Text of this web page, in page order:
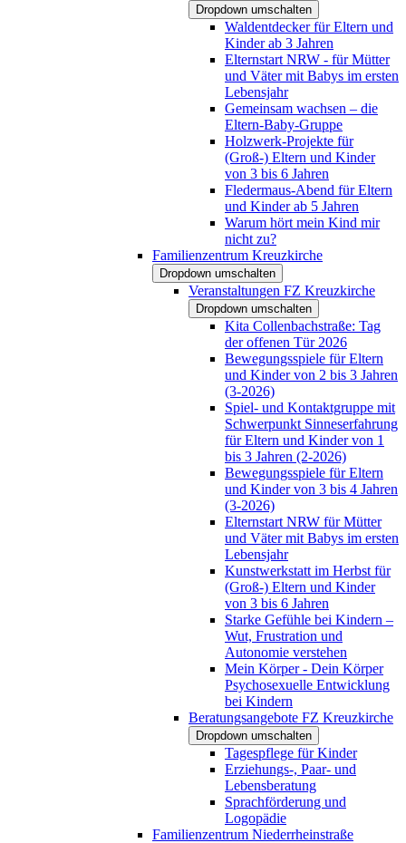
Dropdown umschalten
Waldentdecker für Eltern und
Kinder ab 3 Jahren
Elternstart NRW - für Mütter
und Väter mit Babys im ersten
Lebensjahr
Gemeinsam wachsen – die
Eltern-Baby-Gruppe
Holzwerk-Projekte für
(Groß-) Eltern und Kinder
von 3 bis 6 Jahren
Fledermaus-Abend für Eltern
und Kinder ab 5 Jahren
Warum hört mein Kind mir
nicht zu?
Familienzentrum Kreuzkirche
Dropdown umschalten
Veranstaltungen FZ Kreuzkirche
Dropdown umschalten
Kita Collenbachstraße: Tag
der offenen Tür 2026
Bewegungsspiele für Eltern
und Kinder von 2 bis 3 Jahren
(3-2026)
Spiel- und Kontaktgruppe mit
Schwerpunkt Sinneserfahrung
für Eltern und Kinder von 1
bis 3 Jahren (2-2026)
Bewegungsspiele für Eltern
und Kinder von 3 bis 4 Jahren
(3-2026)
Elternstart NRW für Mütter
und Väter mit Babys im ersten
Lebensjahr
Kunstwerkstatt im Herbst für
(Groß-) Eltern und Kinder
von 3 bis 6 Jahren
Starke Gefühle bei Kindern –
Wut, Frustration und
Autonomie verstehen
Mein Körper - Dein Körper
Psychosexuelle Entwicklung
bei Kindern
Beratungsangebote FZ Kreuzkirche
Dropdown umschalten
Tagespflege für Kinder
Erziehungs-, Paar- und
Lebensberatung
Sprachförderung und
Logopädie
Familienzentrum Niederrheinstraße